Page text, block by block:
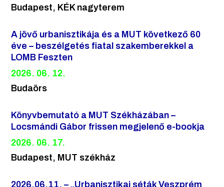
Budapest, KÉK nagyterem
A jövő urbanisztikája és a MUT következő 60
éve – beszélgetés fiatal szakemberekkel a
LOMB Feszten
2026. 06. 12.
Budaörs
Könyvbemutató a MUT Székházában –
Locsmándi Gábor frissen megjelenő e-bookja
2026. 06. 17.
Budapest, MUT székház
2026.06.11. – „Urbanisztikai séták Veszprém